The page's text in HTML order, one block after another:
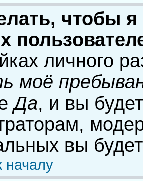
чтобы
личного
моё
Да, и вы
вы
началу